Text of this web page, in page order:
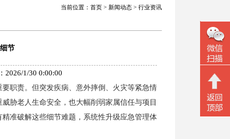
当前位置： 首页 > 新闻动态 > 行业资讯
节
2026/1/30 0:00:00
职责。但突发疾病、意外摔倒、火灾等紧急情
胁老人生命安全，也大幅削弱家属信任与项目
准破解这些细节难题，系统性升级应急管理体